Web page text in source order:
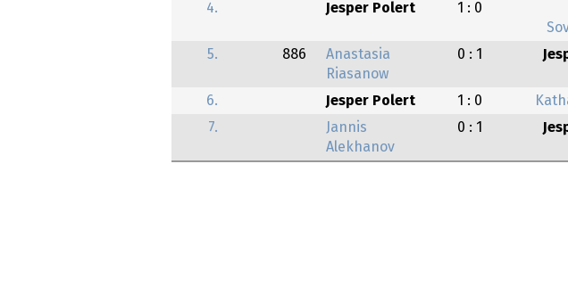
4. Jesper Polert 1 : 0
5.
886
Anastasia
Riasanow
0 : 1
6. Jesper Polert 1 : 0
7.
Jannis
Alekhanov
0 : 1